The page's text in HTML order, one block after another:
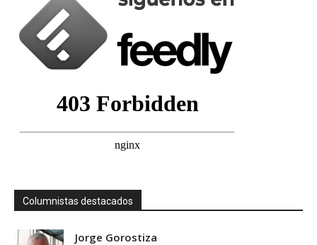
Columnistas destacados
Jorge Gorostiza